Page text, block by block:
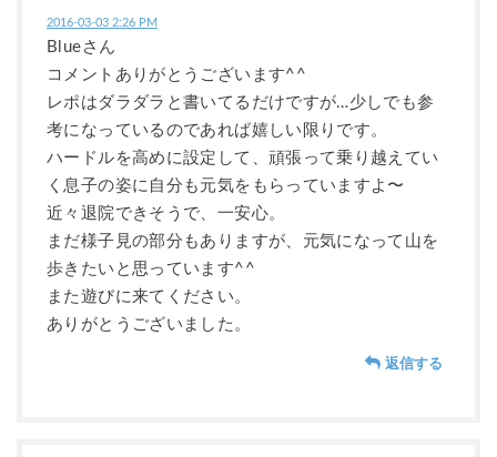
2016-03-03 2:26 PM
Blueさん
コメントありがとうございます^^
レポはダラダラと書いてるだけですが…少しでも参
考になっているのであれば嬉しい限りです。
ハードルを高めに設定して、頑張って乗り越えてい
く息子の姿に自分も元気をもらっていますよ〜
近々退院できそうで、一安心。
まだ様子見の部分もありますが、元気になって山を
歩きたいと思っています^^
また遊びに来てください。
ありがとうございました。
返信する